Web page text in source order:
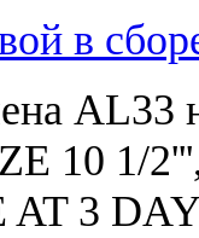
в
10 1/
3